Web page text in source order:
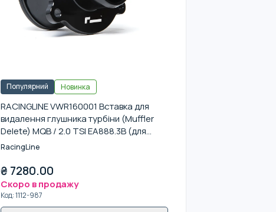
Популярний Новинка
RACINGLINE VWR160001 Вставка для
видалення глушника турбіни (Muffler
Delete) MQB / 2.0 TSI EA888.3B (для
автомобілів з MAF-sensor)
RacingLine
₴ 7280.00
Скоро в продажу
Код:1112-987